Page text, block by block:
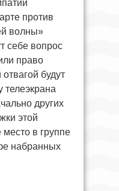
против
волны»
себе вопрос
право
будут
телеэкрана
других
этой
место в группе
набранных